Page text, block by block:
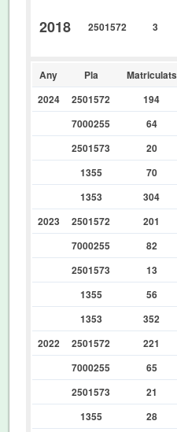
2018 2501572 3
Any Pla Matriculats
2024
2501572 194
7000255
64
2501573
20
1355
70
1353
304
2023
2501572 201
7000255
82
2501573
13
1355
56
1353
352
2022
2501572 221
7000255
65
2501573
21
1355
28